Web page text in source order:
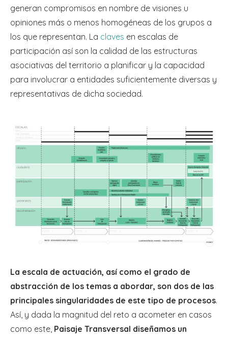
generan compromisos en nombre de visiones u
opiniones más o menos homogéneas de los grupos a
los que representan. La claves en escalas de
participación así son la calidad de las estructuras
asociativas del territorio a planificar y la capacidad
para involucrar a entidades suficientemente diversas y
representativas de dicha sociedad.
La escala de actuación, así como el grado de
abstracción de los temas a abordar, son dos de las
principales singularidades de este tipo de procesos.
Así, y dada la magnitud del reto a acometer en casos
como este, Paisaje Transversal diseñamos un